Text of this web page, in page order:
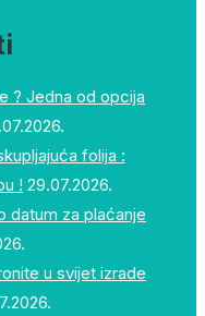
? Jedna od opcija
folija :
! 29.07.2026.
datum za plaćanje
u svijet izrade